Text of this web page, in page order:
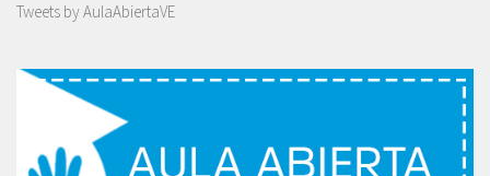
Tweets by AulaAbiertaVE